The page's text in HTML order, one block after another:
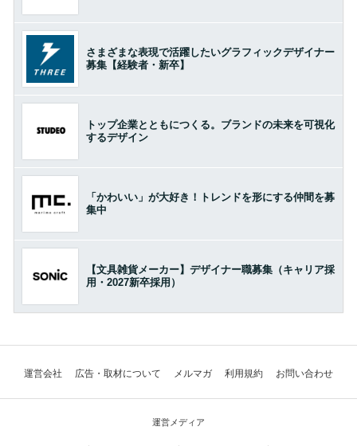
さまざまな表現で活躍したいグラフィックデザイナー
募集【経験者・新卒】
トップ企業とともにつくる。ブランドの未来を可視化
するデザイン
「かわいい」が大好き！トレンドを形にする仲間を募
集中
【文具雑貨メーカー】デザイナー職募集（キャリア採
用・2027新卒採用）
運営会社 広告・取材について メルマガ 利用規約 お問い合わせ
運営メディア